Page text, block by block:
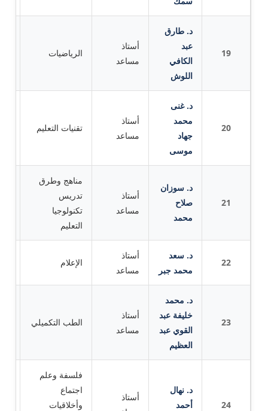
19
د. طارق
عبد
الكافي
اللوش
أستاذ
مساعد
الرياضيات
20
د. غنى
محمد
جهاد
موسى
أستاذ
مساعد
تقنيات التعليم
21
د. سوزان
صلاح
محمد
أستاذ
مساعد
مناهج وطرق
تدريس
تكنولوجيا
التعليم
22
د. سعد
محمد جبر
أستاذ
مساعد
الإعلام
23
د. محمد
خليفة عبد
القوي عبد
العظيم
أستاذ
مساعد
الطب التكميلي
24
د. نهال
أحمد
أستاذ
فلسفة وعلم
اجتماع
وأخلاقيات